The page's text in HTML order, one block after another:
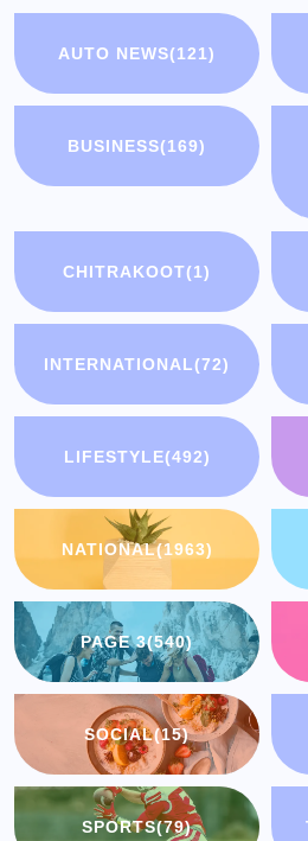
AUTO NEWS(121)
BUSINESS(169)
CHITRAKOOT(1)
INTERNATIONAL(72)
LIFESTYLE(492)
NATIONAL(1963)
PAGE 3(540)
SOCIAL(15)
SPORTS(79)